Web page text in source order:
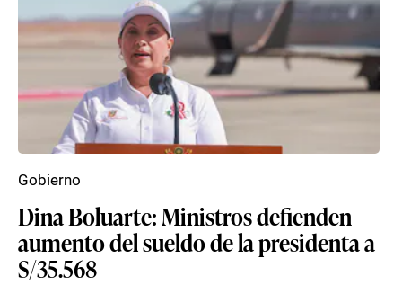
Dina Boluarte: Ministros defienden
aumento del sueldo de la presidenta a
S/35.568
Gobierno